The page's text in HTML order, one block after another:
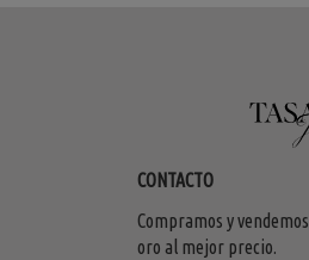
CONTACTO
Compramos y vendemos
oro al mejor precio.